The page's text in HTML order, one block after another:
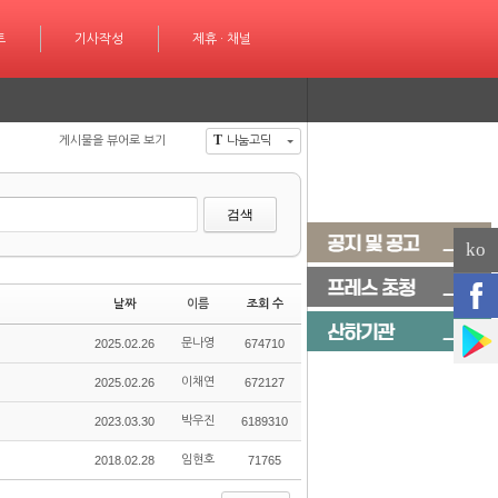
기사작성 제휴 · 채널
제휴 · 채널
T 나눔고딕
게시물을 뷰어로 보기
검색
날짜 이름 조회 수
2025.02.26 문나영 674710
2025.02.26 이채연 672127
2023.03.30 박우진 6189310
2018.02.28 임현호 71765
ko